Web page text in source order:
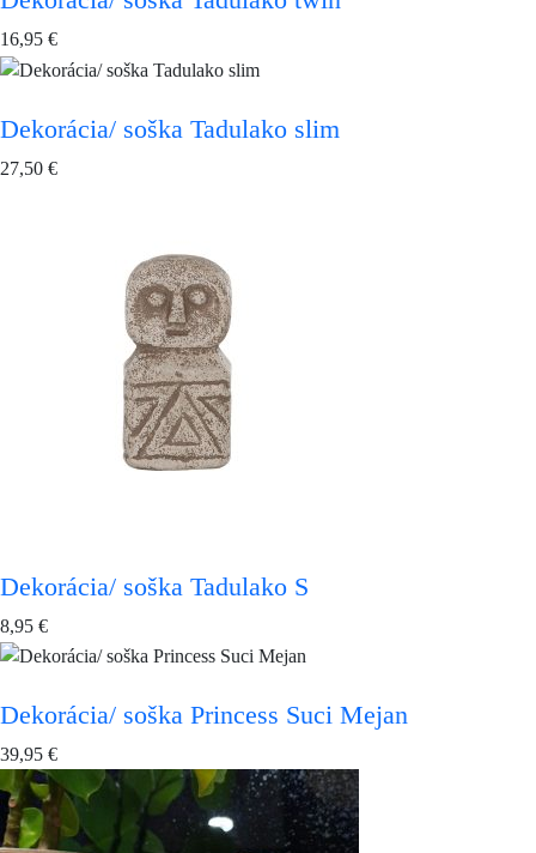
16,95 €
Dekorácia/ soška Tadulako slim
27,50 €
Dekorácia/ soška Tadulako S
8,95 €
Dekorácia/ soška Princess Suci Mejan
39,95 €